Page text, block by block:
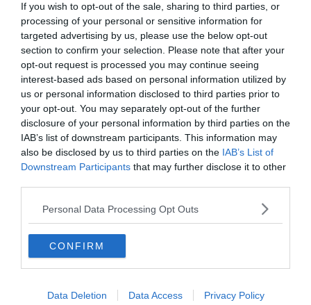
If you wish to opt-out of the sale, sharing to third parties, or
processing of your personal or sensitive information for
targeted advertising by us, please use the below opt-out
section to confirm your selection. Please note that after your
opt-out request is processed you may continue seeing
interest-based ads based on personal information utilized by
us or personal information disclosed to third parties prior to
your opt-out. You may separately opt-out of the further
disclosure of your personal information by third parties on the
IAB’s list of downstream participants. This information may
also be disclosed by us to third parties on the IAB’s List of
Downstream Participants that may further disclose it to other
Personal Data Processing Opt Outs
CONFIRM
Data Deletion Data Access Privacy Policy
A szituáció nagyon egyértelmű: Ha Boban és Maldini akarja a
játékost, akkor ki kell fizetniük azt az összeget amit az Atletico kér.
Eddig a Rossoneri legmagasabb ajánlata 45 Millió Euró és
bónuszok volt, viszont a spanyolok 55 Millió Eurót és bónuszokat
szeretnének a játékosért.
Ez a hét döntő lehet, hiszen Maldini Madridba repül, hátha
személyesen sikerül megállapodni. Eközben a Milan továbbra is
azon dolgozik, hogy eladjon pár játékost, mint például Diego Laxalt-
t és André Silvát is.
forrás:sempremilan